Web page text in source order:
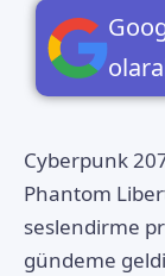
Cyberpunk
Phantom
seslendirme
gündeme